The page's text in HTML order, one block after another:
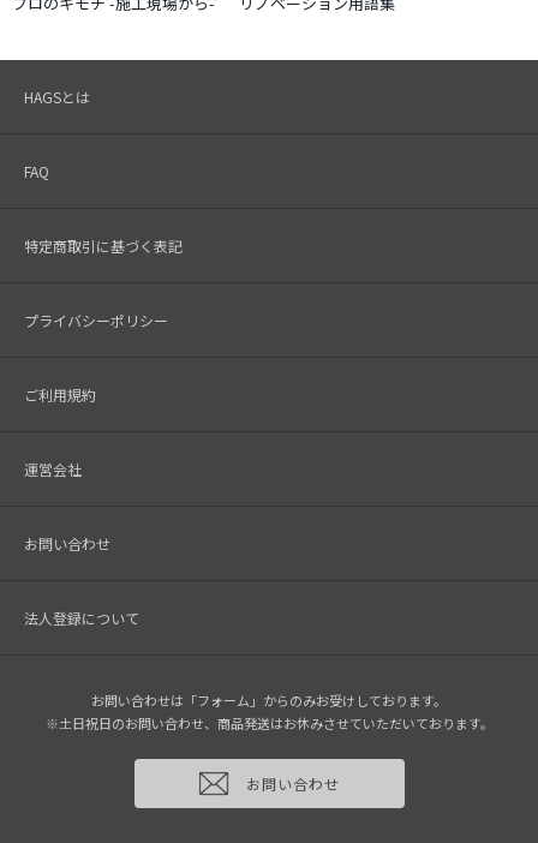
HAGSとは
FAQ
特定商取引に基づく表記
プライバシーポリシー
ご利用規約
運営会社
お問い合わせ
法人登録について
お問い合わせは「フォーム」からのみお受けしております。
※土日祝日のお問い合わせ、商品発送はお休みさせていただいております。
お問い合わせ